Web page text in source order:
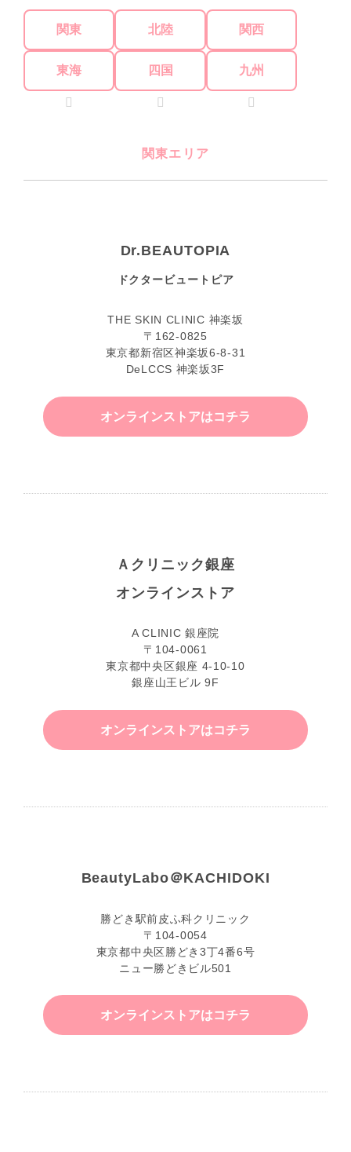
関東 北陸 関西
東海 四国 九州
関東エリア
Dr.BEAUTOPIA
ドクタービュートピア
THE SKIN CLINIC 神楽坂
〒162-0825
東京都新宿区神楽坂6-8-31
DeLCCS 神楽坂3F
オンラインストアはコチラ
Ａクリニック銀座
オンラインストア
A CLINIC 銀座院
〒104-0061
東京都中央区銀座 4-10-10
銀座山王ビル 9F
オンラインストアはコチラ
BeautyLabo＠KACHIDOKI
勝どき駅前皮ふ科クリニック
〒104-0054
東京都中央区勝どき3丁4番6号
ニュー勝どきビル501
オンラインストアはコチラ